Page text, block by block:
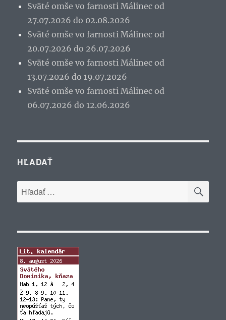
Sväté omše vo farnosti Málinec od
27.07.2026 do 02.08.2026
Sväté omše vo farnosti Málinec od
20.07.2026 do 26.07.2026
Sväté omše vo farnosti Málinec od
13.07.2026 do 19.07.2026
Sväté omše vo farnosti Málinec od
06.07.2026 do 12.06.2026
HĽADAŤ
Hľadať: